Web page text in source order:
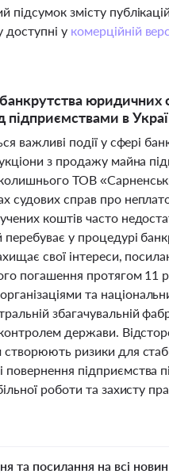
змісту
у комерційній
юридичних
в
важливі події у сфері
з продажу майна
ТОВ
судових справ про
коштів часто
у процедурі
свої інтереси,
погашення протягом 11
та
збагачувальній
держави.
ризики для
повернення
роботи та захисту
та посилання на всі